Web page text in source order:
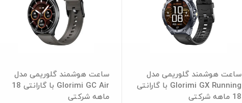
ساعت هوشمند گلوریمی مدل
Glorimi GX Running با گارانتی
18 ماهه شرکتی
ساعت هوشمند گلوریمی مدل
Glorimi GC Air با گارانتی 18
ماهه شرکتی